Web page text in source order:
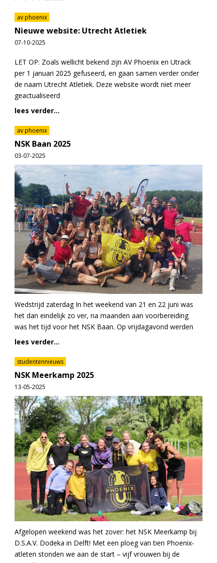
av phoenix
Nieuwe website: Utrecht Atletiek
07-10-2025
LET OP: Zoals wellicht bekend zijn AV Phoenix en Utrack
per 1 januari 2025 gefuseerd, en gaan samen verder onder
de naam Utrecht Atletiek. Deze website wordt niet meer
geactualiseerd
lees verder...
av phoenix
NSK Baan 2025
03-07-2025
Wedstrijd zaterdag In het weekend van 21 en 22 juni was
het dan eindelijk zo ver, na maanden aan voorbereiding
was het tijd voor het NSK Baan. Op vrijdagavond werden
lees verder...
studentennieuws
NSK Meerkamp 2025
13-05-2025
Afgelopen weekend was het zover: het NSK Meerkamp bij
D.S.A.V. Dodeka in Delft! Met een ploeg van tien Phoenix-
atleten stonden we aan de start – vijf vrouwen bij de